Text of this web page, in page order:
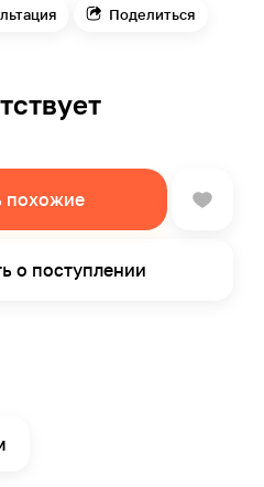
Поделиться
похожие
о поступлении